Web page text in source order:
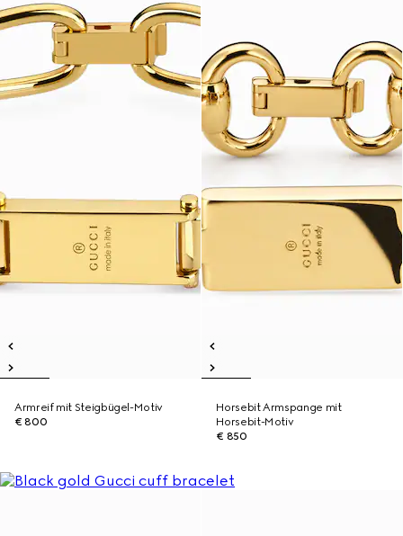
Armreif mit Steigbügel-Motiv
€ 800
Horsebit Armspange mit
Horsebit-Motiv
€ 850